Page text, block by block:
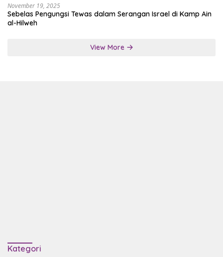
November 19, 2025
Sebelas Pengungsi Tewas dalam Serangan Israel di Kamp Ain
al-Hilweh
View More
Kategori